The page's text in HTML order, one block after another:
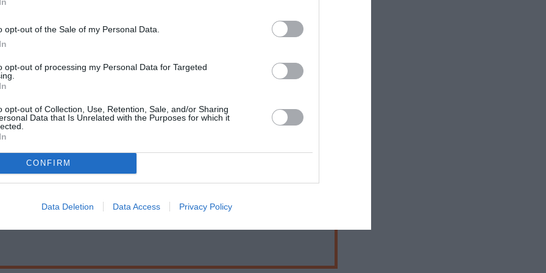
opt-out of the Sale of my Personal Data.
opt-out of processing my Personal Data for Targeted
opt-out of Collection, Use, Retention, Sale, and/or Sharing
Data that Is Unrelated with the Purposes for which it
CONFIRM
Data Deletion Data Access Privacy Policy
Chili Art Gallery, Δημοφώντος 13-15, Αθήνα